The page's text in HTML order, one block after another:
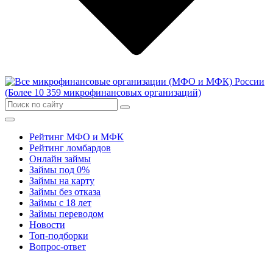
Рейтинг МФО и МФК
Рейтинг ломбардов
Онлайн займы
Займы под 0%
Займы на карту
Займы без отказа
Займы с 18 лет
Займы переводом
Новости
Топ-подборки
Вопрос-ответ